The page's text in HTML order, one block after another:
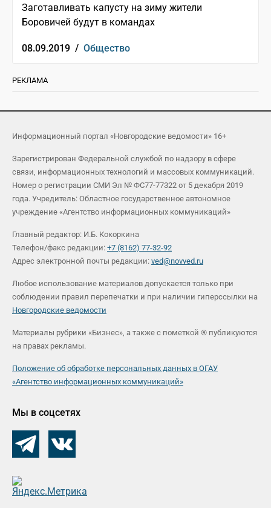
​​​​​​​Заготавливать капусту на зиму жители
Боровичей будут в командах
08.09.2019 / Общество
РЕКЛАМА
Информационный портал «Новгородские ведомости» 16+
Зарегистрирован Федеральной службой по надзору в сфере
связи, информационных технологий и массовых коммуникаций.
Номер о регистрации СМИ Эл № ФС77-77322 от 5 декабря 2019
года. Учредитель: Областное государственное автономное
учреждение «Агентство информационных коммуникаций»
Главный редактор: И.Б. Кокоркина
Телефон/факс редакции: +7 (8162) 77-32-92
Адрес электронной почты редакции: ved@novved.ru
Любое использование материалов допускается только при
соблюдении правил перепечатки и при наличии гиперссылки на
Новгородские ведомости
Материалы рубрики «Бизнес», а также с пометкой ® публикуются
на правах рекламы.
Положение об обработке персональных данных в ОГАУ
«Агентство информационных коммуникаций»
Мы в соцсетях